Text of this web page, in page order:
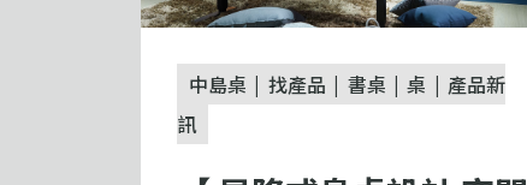
中島桌 找產品 書桌 桌
產品新
訊